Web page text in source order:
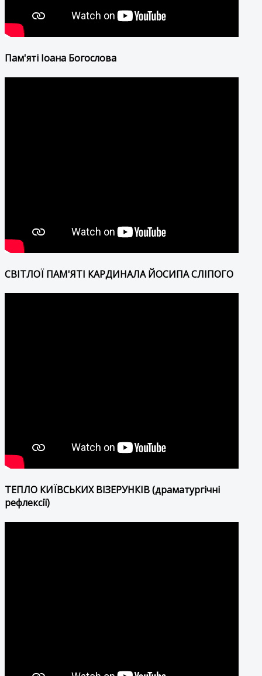
Пам'яті Іоана Богослова
СВІТЛОЇ ПАМ'ЯТІ КАРДИНАЛА ЙОСИПА СЛІПОГО
ТЕПЛО КИЇВСЬКИХ ВІЗЕРУНКІВ (драматургічні
рефлексії)